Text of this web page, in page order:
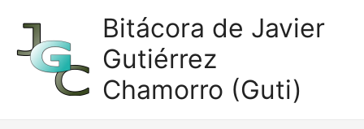
contenido
Bitácora de Javier
Gutiérrez
Chamorro (Guti)